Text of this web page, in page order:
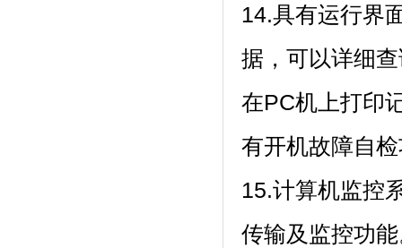
14.具有运行界面
据，可以详细
在PC机上打印
有开机故障自检功
15.计算机监控系
传输及监控功能